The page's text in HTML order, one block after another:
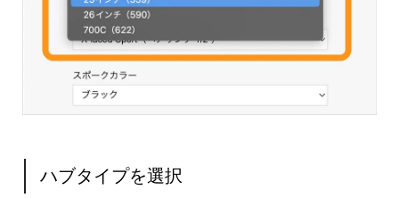
ハブタイプを選択